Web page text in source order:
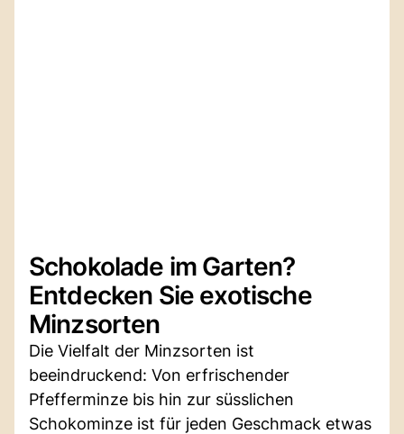
Schokolade im Garten?
Entdecken Sie exotische
Minzsorten
Die Vielfalt der Minzsorten ist
beeindruckend: Von erfrischender
Pfefferminze bis hin zur süsslichen
Schokominze ist für jeden Geschmack etwas